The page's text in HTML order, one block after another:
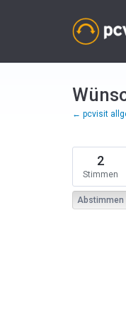
← pcvisit
2
Stimmen
Abstimmen